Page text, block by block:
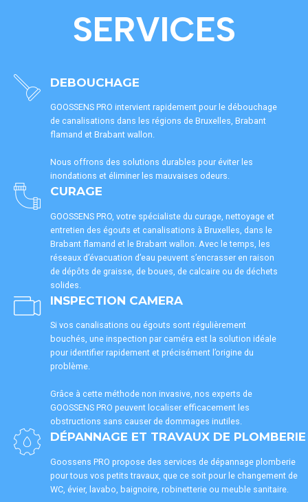
SERVICES
DEBOUCHAGE
GOOSSENS PRO intervient rapidement pour le débouchage
de canalisations dans les régions de Bruxelles, Brabant
flamand et Brabant wallon.
Nous offrons des solutions durables pour éviter les
inondations et éliminer les mauvaises odeurs.
CURAGE
GOOSSENS PRO, votre spécialiste du curage, nettoyage et
entretien des égouts et canalisations à Bruxelles, dans le
Brabant flamand et le Brabant wallon. Avec le temps, les
réseaux d’évacuation d’eau peuvent s’encrasser en raison
de dépôts de graisse, de boues, de calcaire ou de déchets
solides.
INSPECTION CAMERA
Si vos canalisations ou égouts sont régulièrement
bouchés, une inspection par caméra est la solution idéale
pour identifier rapidement et précisément l’origine du
problème.
Grâce à cette méthode non invasive, nos experts de
GOOSSENS PRO peuvent localiser efficacement les
obstructions sans causer de dommages inutiles.
DÉPANNAGE ET TRAVAUX DE PLOMBERIE
Goossens PRO propose des services de dépannage plomberie
pour tous vos petits travaux, que ce soit pour le changement de
WC, évier, lavabo, baignoire, robinetterie ou meuble sanitaire.